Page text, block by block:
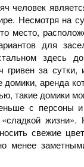
человек
Несмотря на
место,
для
здесь
за сутки,
аренда
такие домики
с персоны
жизни».
свежие
менее